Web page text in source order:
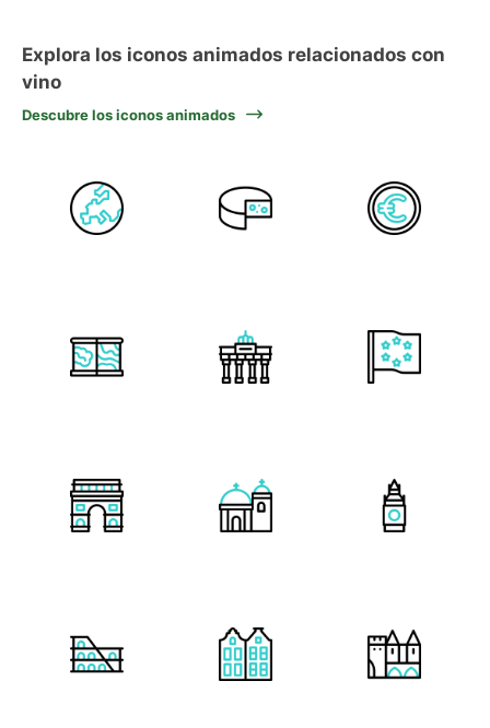
Explora los iconos animados relacionados con
vino
Descubre los iconos animados